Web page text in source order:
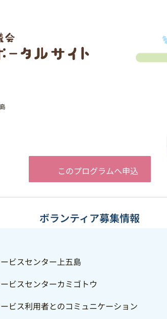
このプログラムへ申込
ボランティア募集情報
ビスセンター上五島
ビスセンターカミゴトウ
ビス利用者とのコミュニケーション